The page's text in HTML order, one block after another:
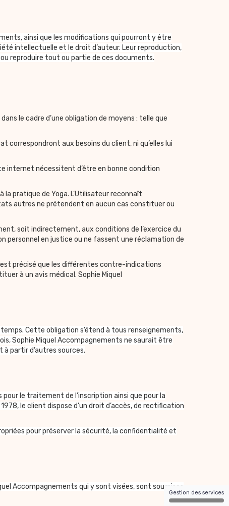
ainsi que les modifications qui pourront y être
intellectuelle et le droit d’auteur. Leur reproduction,
reproduire tout ou partie de ces documents.
le cadre d’une obligation de moyens : telle que
aux besoins du client, ni qu’elles lui
internet nécessitent d’être en bonne condition
pratique de Yoga. L’Utilisateur reconnaît
autres ne prétendent en aucun cas constituer ou
soit indirectement, aux conditions de l’exercice du
personnel en justice ou ne fassent une réclamation de
précisé que les différentes contre-indications
à un avis médical. Sophie Miquel
Cette obligation s’étend à tous renseignements,
Sophie Miquel Accompagnements ne saurait être
partir d’autres sources.
le traitement de l’inscription ainsi que pour la
le client dispose d’un droit d’accès, de rectification
pour préserver la sécurité, la confidentialité et
Accompagnements qui y sont visées, sont soumises
Gestion des services